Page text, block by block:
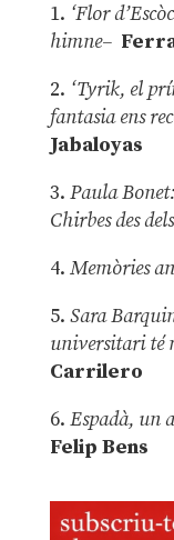
1. ‘Flor
himne–
2. ‘Tyrik, el
fantasia ens
Jabaloyas
3. Paula
Chirbes des
4. Memòries
5. Sara
universitari té
Carrilero
6. Espadà, un
Felip Bens